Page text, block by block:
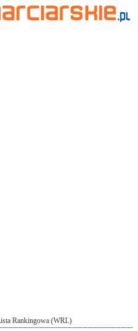
Rankingowa (WRL)